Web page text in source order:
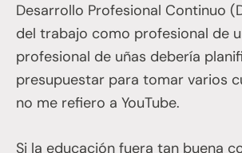
Desarrollo Profesional Continuo
del trabajo como profesional de
profesional de uñas debería
presupuestar para tomar varios
no me refiero a YouTube.
Si la educación fuera tan buena